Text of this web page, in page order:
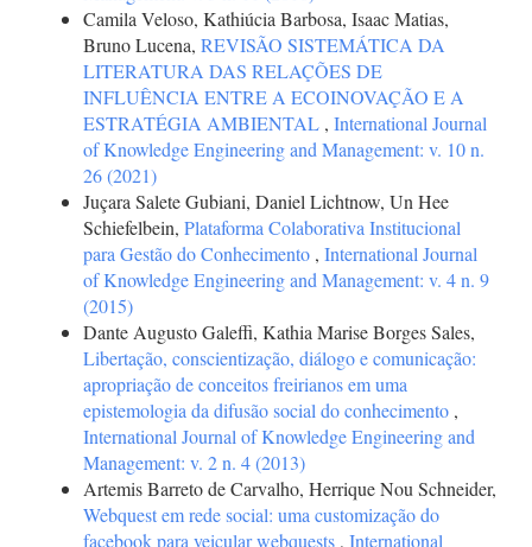
Camila Veloso, Kathiúcia Barbosa, Isaac Matias,
Bruno Lucena, REVISÃO SISTEMÁTICA DA
LITERATURA DAS RELAÇÕES DE
INFLUÊNCIA ENTRE A ECOINOVAÇÃO E A
ESTRATÉGIA AMBIENTAL , International Journal
of Knowledge Engineering and Management: v. 10 n.
26 (2021)
Juçara Salete Gubiani, Daniel Lichtnow, Un Hee
Schiefelbein, Plataforma Colaborativa Institucional
para Gestão do Conhecimento , International Journal
of Knowledge Engineering and Management: v. 4 n. 9
(2015)
Dante Augusto Galeffi, Kathia Marise Borges Sales,
Libertação, conscientização, diálogo e comunicação:
apropriação de conceitos freirianos em uma
epistemologia da difusão social do conhecimento ,
International Journal of Knowledge Engineering and
Management: v. 2 n. 4 (2013)
Artemis Barreto de Carvalho, Herrique Nou Schneider,
Webquest em rede social: uma customização do
facebook para veicular webquests , International